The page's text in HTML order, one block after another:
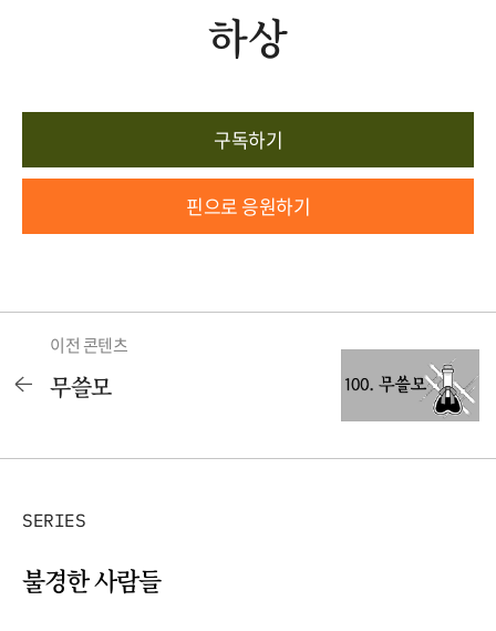
하상
구독하기
핀으로 응원하기
이전 콘텐츠
무쓸모
SERIES
불경한 사람들